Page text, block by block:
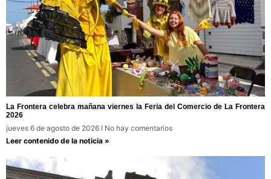
La Frontera celebra mañana viernes la Feria del Comercio de La Frontera
2026
jueves 6 de agosto de 2026
No hay comentarios
Leer contenido de la noticia »